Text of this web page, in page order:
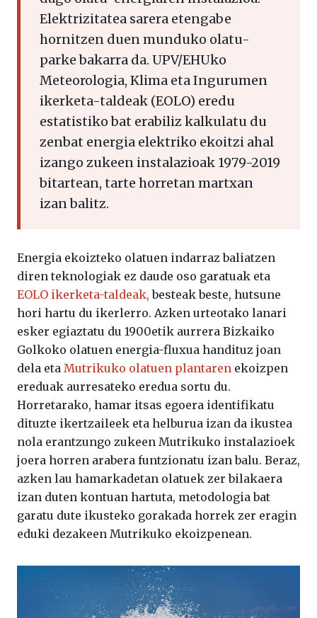
Elektrizitatea sarera etengabe
hornitzen duen munduko olatu-
parke bakarra da. UPV/EHUko
Meteorologia, Klima eta Ingurumen
ikerketa-taldeak (EOLO) eredu
estatistiko bat erabiliz kalkulatu du
zenbat energia elektriko ekoitzi ahal
izango zukeen instalazioak 1979-2019
bitartean, tarte horretan martxan
izan balitz.
Energia ekoizteko olatuen indarraz baliatzen
diren teknologiak ez daude oso garatuak eta
EOLO ikerketa-taldeak, besteak beste, hutsune
hori hartu du ikerlerro. Azken urteotako lanari
esker egiaztatu du 1900etik aurrera Bizkaiko
Golkoko olatuen energia-fluxua handituz joan
dela eta Mutrikuko olatuen plantaren ekoizpen
ereduak aurresateko eredua sortu du.
Horretarako, hamar itsas egoera identifikatu
dituzte ikertzaileek eta helburua izan da ikustea
nola erantzungo zukeen Mutrikuko instalazioek
joera horren arabera funtzionatu izan balu. Beraz,
azken lau hamarkadetan olatuek zer bilakaera
izan duten kontuan hartuta, metodologia bat
garatu dute ikusteko gorakada horrek zer eragin
eduki dezakeen Mutrikuko ekoizpenean.